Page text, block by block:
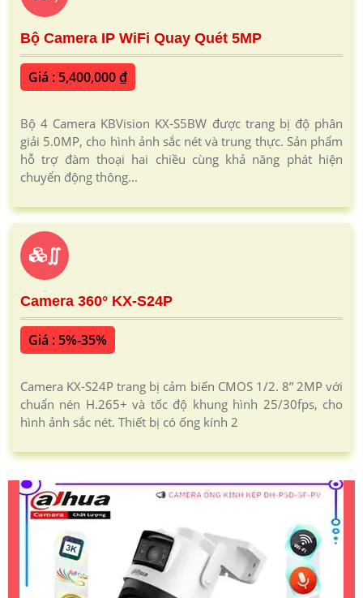
Bộ Camera IP WiFi Quay Quét 5MP
Giá : 5,400,000 ₫
Bộ 4 Camera KBVision KX-S5BW được trang bị độ phân
giải 5.0MP, cho hình ảnh sắc nét và trung thực. Sản phẩm
hỗ trợ đàm thoại hai chiều cùng khả năng phát hiện
chuyển động thông...
∬
Camera 360° KX-S24P
Giá : 5%-35%
Camera KX-S24P trang bị cảm biến CMOS 1/2. 8” 2MP với
chuẩn nén H.265+ và tốc độ khung hình 25/30fps, cho
hình ảnh sắc nét. Thiết bị có ống kính 2